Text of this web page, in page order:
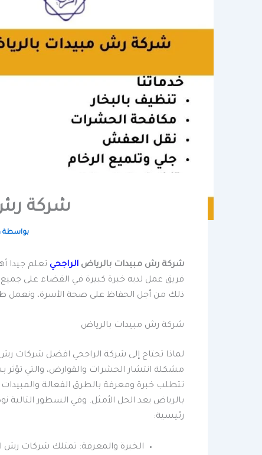
شركة رش
بواسطة
شركة رش مبيدات بالرياض الراجحي تعلم جيدا
فريق عمل لديه خبرة كبيرة في القضاء على
ذلك من أجل الحفاظ على صحة الأسرة، ونعمل
شركة رش مبيدات بالرياض
لماذا تحتاج إلى شركة الراجحي افضل شركات
مشكلة انتشار الحشرات والقوارض، والتي
تتطلب خبرة ومعرفة بالطرق الفعالة
بالرياض يعد الحل الأمثل. وفي السطور
رئيسية:
الخبرة والمعرفة: تمتلك شركات رش